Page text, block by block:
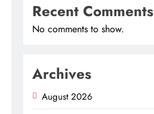
Recent Comments
No comments to show.
Archives
August 2026